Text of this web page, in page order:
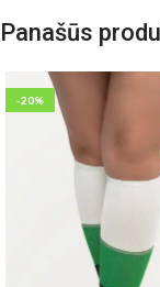
Panašūs
-20%